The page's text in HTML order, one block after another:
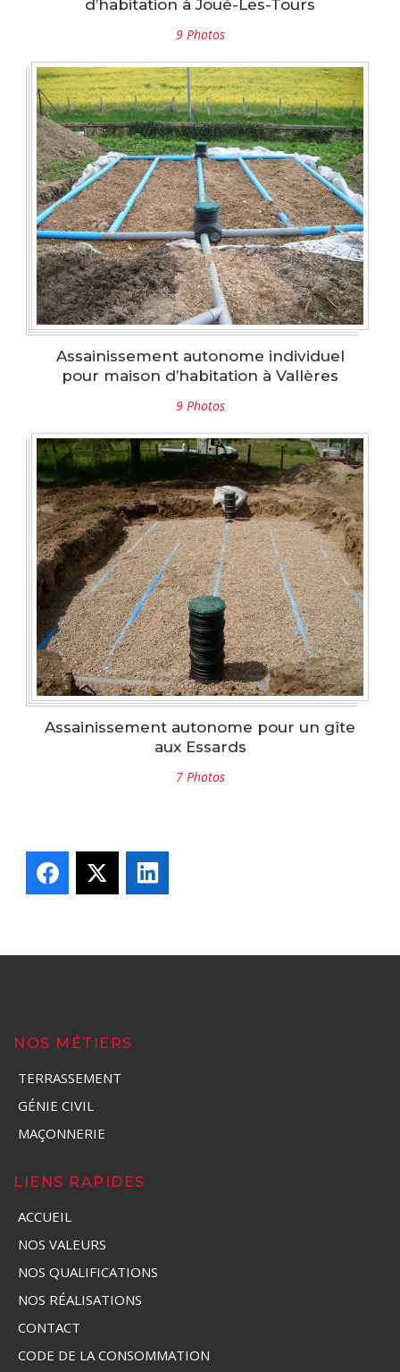
d’habitation à Joué-Les-Tours
9 Photos
Assainissement autonome individuel
pour maison d’habitation à Vallères
9 Photos
Assainissement autonome pour un gîte
aux Essards
7 Photos
Facebook
NOS MÉTIERS
TERRASSEMENT
GÉNIE CIVIL
MAÇONNERIE
LIENS RAPIDES
ACCUEIL
NOS VALEURS
NOS QUALIFICATIONS
NOS RÉALISATIONS
CONTACT
CODE DE LA CONSOMMATION